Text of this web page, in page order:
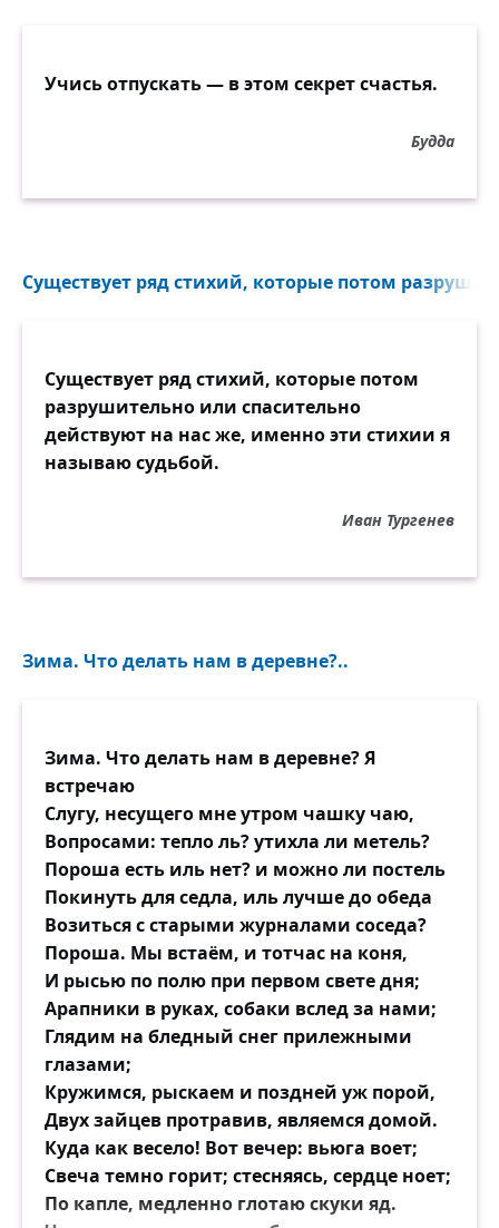
Учись отпускать — в этом секрет счастья.
Будда
Существует ряд стихий, которые потом
Существует ряд стихий, которые потом
разрушительно или спасительно
действуют на нас же, именно эти стихии я
называю судьбой.
Иван Тургенев
Зима. Что делать нам в деревне?..
Зима. Что делать нам в деревне? Я
встречаю
Слугу, несущего мне утром чашку чаю,
Вопросами: тепло ль? утихла ли метель?
Пороша есть иль нет? и можно ли постель
Покинуть для седла, иль лучше до обеда
Возиться с старыми журналами соседа?
Пороша. Мы встаём, и тотчас на коня,
И рысью по полю при первом свете дня;
Арапники в руках, собаки вслед за нами;
Глядим на бледный снег прилежными
глазами;
Кружимся, рыскаем и поздней уж порой,
Двух зайцев протравив, являемся домой.
Куда как весело! Вот вечер: вьюга воет;
Свеча темно горит; стесняясь, сердце ноет;
По капле, медленно глотаю скуки яд.